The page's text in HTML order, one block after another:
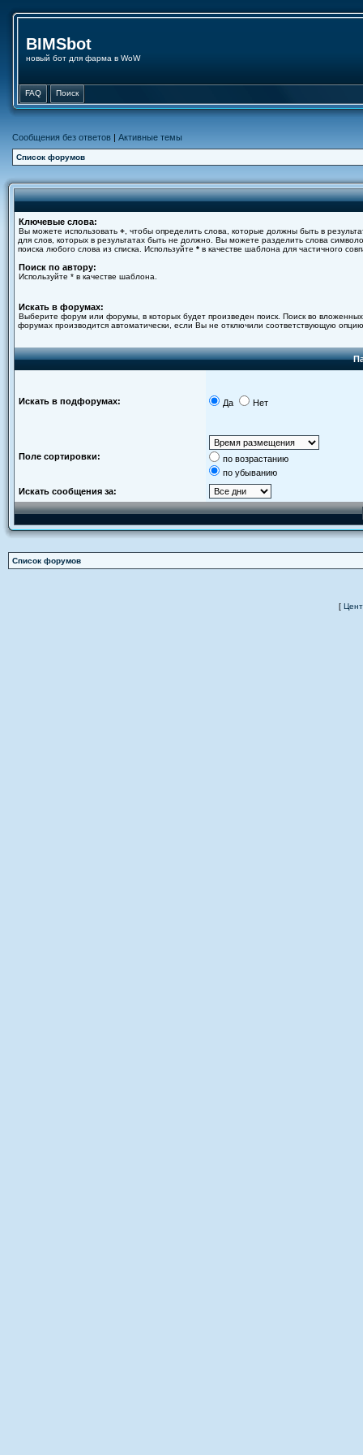
BIMSbot
новый бот для фарма в WoW
FAQ Поиск
Сообщения без ответов | Активные темы
Список форумов
Ключевые слова:
Вы можете использовать + , чтобы определить слова, которые должны быть в
для слов, которых в результатах быть не должно. Вы можете разделить слова
поиска любого слова из списка. Используйте * в качестве шаблона для частичного
Поиск по автору:
Используйте * в качестве шаблона.
Искать в форумах:
Выберите форум или форумы, в которых будет произведен поиск. Поиск во вложенных
форумах производится автоматически, если Вы не отключили соответствующую
Искать в подфорумах: Да Нет
Поле сортировки:
по возрастанию
по убыванию
Искать сообщения за:
Список форумов
[